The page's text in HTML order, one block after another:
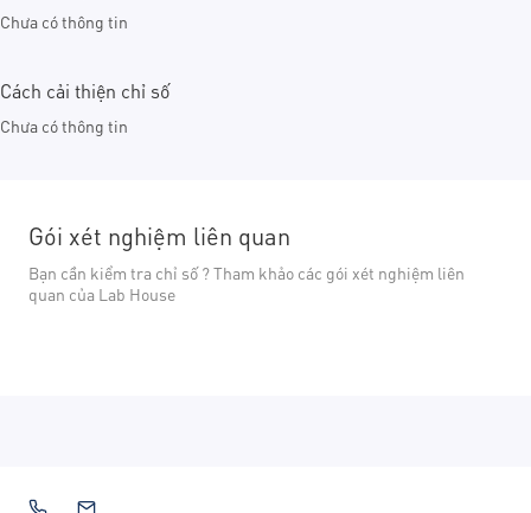
Chưa có thông tin
Cách cải thiện chỉ số
Chưa có thông tin
Gói xét nghiệm liên quan
Bạn cần kiểm tra chỉ số ? Tham khảo các gói xét nghiệm liên
quan của Lab House